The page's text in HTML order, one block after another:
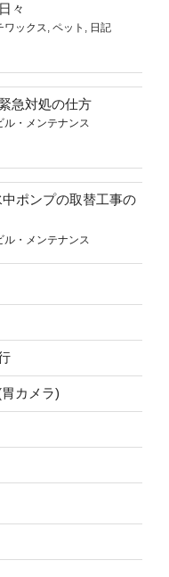
々
ワックス, ペット , 日記
急対処の仕方
ル・メンテナンス
ポンプの取替工事の
ル・メンテナンス
カメラ)